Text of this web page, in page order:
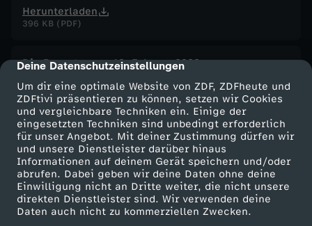
cmp-dialog-description
Deine Datenschutzeinstellungen
Um dir eine optimale Website von ZDF, ZDFheute und
ZDFtivi präsentieren zu können, setzen wir Cookies
und vergleichbare Techniken ein. Einige der
eingesetzten Techniken sind unbedingt erforderlich
für unser Angebot. Mit deiner Zustimmung dürfen wir
und unsere Dienstleister darüber hinaus
Informationen auf deinem Gerät speichern und/oder
abrufen. Dabei geben wir deine Daten ohne deine
Einwilligung nicht an Dritte weiter, die nicht unsere
direkten Dienstleister sind. Wir verwenden deine
Daten auch nicht zu kommerziellen Zwecken.
Herunterladen
396 KB (PDF)
Die Rezepte vom 13. Februar 2026
Herunterladen
455 KB (PDF)
Die Rezepte vom 11. Februar 2026
Herunterladen
539 KB (PDF)
Die Rezepte vom 9. Februar 2026